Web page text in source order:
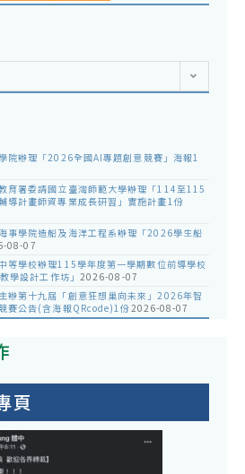
院辦理「2026全國AI專題創意競賽」海報1
育署委請國立臺灣師範大學辦理「114至115
導計畫師資專業成長研習」實施計畫1份
事學院造船及海洋工程系辦理「2026學生船
08-07
等學校辦理115學年度第一學期數位前導學校
學設計工作坊」 2026-08-07
辦第十九屆「創意狂想巢向未來」2026年智
賽公告(含海報QRcode)1份2026-08-07
頁